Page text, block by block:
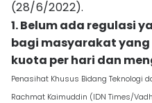
(28/6/2022).
1. Belum ada regulasi
bagi masyarakat yang
kuota per hari dan
Penasihat Khusus Bidang Teknologi
Rachmat Kaimuddin (IDN Times/